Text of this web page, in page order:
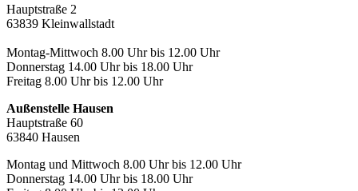
Hauptstraße 2
63839 Kleinwallstadt
Montag-Mittwoch 8.00 Uhr bis 12.00 Uhr
Donnerstag 14.00 Uhr bis 18.00 Uhr
Freitag 8.00 Uhr bis 12.00 Uhr
Außenstelle Hausen
Hauptstraße 60
63840 Hausen
Montag und Mittwoch 8.00 Uhr bis 12.00 Uhr
Donnerstag 14.00 Uhr bis 18.00 Uhr